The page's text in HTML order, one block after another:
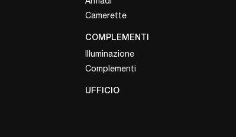
Camerette
COMPLEMENTI
Illuminazione
Complementi
UFFICIO